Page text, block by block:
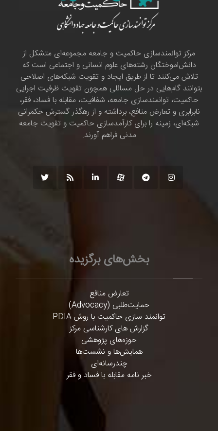
مرکز توانمندسازی حاکمیت و جامعه مجموعه‌ای متشکل از
دانش‌اموختگان رشته‌های علوم انسانی و اجتماعی است که
تلاش می‌کنند تا از طریق ایجاد و تقویت شبکه‌های اصلاحی
بتوانند گام‌هایی در حل مسائلی همچون تقویت ظرفیت اجرایی
حاکمیت، توانمندسازی جامعه، شفافیت، مقابله با فساد، فقر،
نابرابری و تعارض منافع، برداشته و از رهگذر گسترش حکمرانی
شبکه‌ای، زمینه را برای کارآمدسازی حاکمیت و تقویت جامعه
مدنی فراهم آورند.
بخش‌های برگزیده
تعارض منافع
حمایت‌طلبی (Advocacy)
توانمند سازی حاکمیت با روش PDIA
گزارش های کارشناسی مرکز
حوزه‌های پژوهشی
همایش‌ها و نشست‌ها
چندرسانه‌ای
خبر نامه مقابله با فساد و فقر